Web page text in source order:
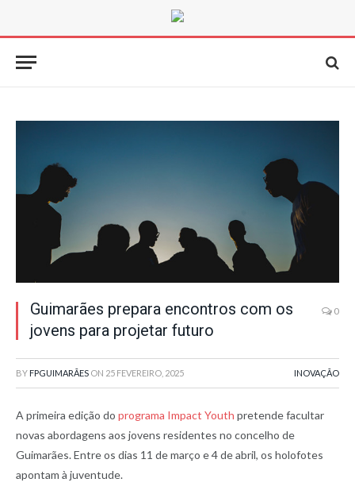
Guimarães prepara encontros com os
jovens para projetar futuro
0
BY FPGUIMARÃES ON 25 FEVEREIRO, 2025 INOVAÇÃO
A primeira edição do programa Impact Youth pretende facultar
novas abordagens aos jovens residentes no concelho de
Guimarães. Entre os dias 11 de março e 4 de abril, os holofotes
apontam à juventude.